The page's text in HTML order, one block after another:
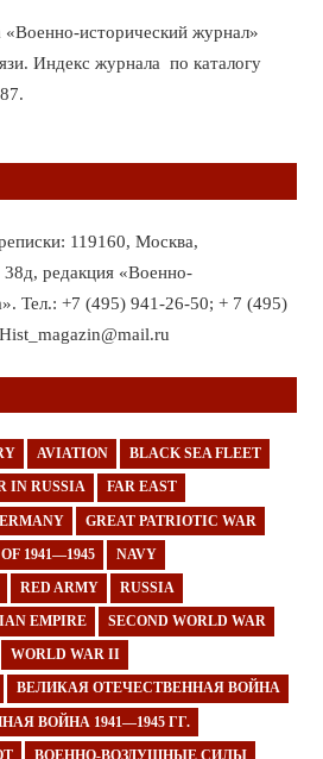
исторический журнал»
Индекс журнала по каталогу
119160, Москва,
редакция «Военно-
Тел.: +7 (495) 941-26-50; + 7 (495)
AVIATION BLACK SEA FLEET
IN RUSSIA FAR EAST
GREAT PATRIOTIC WAR
1941—1945 NAVY
RED ARMY RUSSIA
EMPIRE SECOND WORLD WAR
WORLD WAR II
ВЕЛИКАЯ ОТЕЧЕСТВЕННАЯ ВОЙНА
ВОЙНА 1941—1945 ГГ.
ВОЕННО-ВОЗДУШНЫЕ СИЛЫ